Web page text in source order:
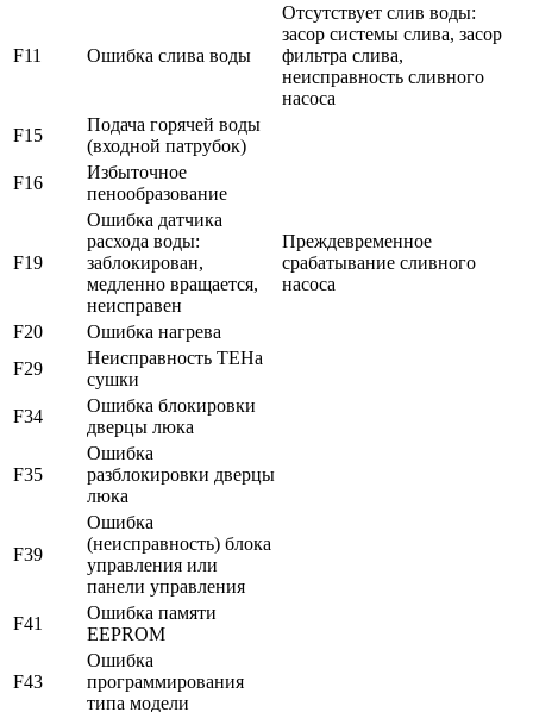
F11 Ошибка слива воды
Отсутствует слив воды:
засор системы слива, засор
фильтра слива,
неисправность сливного
насоса
F15
Подача горячей воды
(входной патрубок)
F16
Избыточное
пенообразование
F19
Ошибка датчика
расхода воды:
заблокирован,
медленно вращается,
неисправен
Преждевременное
срабатывание сливного
насоса
F20
Ошибка нагрева
F29
Неисправность ТЕНа
сушки
F34
Ошибка блокировки
дверцы люка
F35
Ошибка
разблокировки дверцы
люка
F39
Ошибка
(неисправность) блока
управления или
панели управления
F41
Ошибка памяти
EEPROM
F43
Ошибка
программирования
типа модели